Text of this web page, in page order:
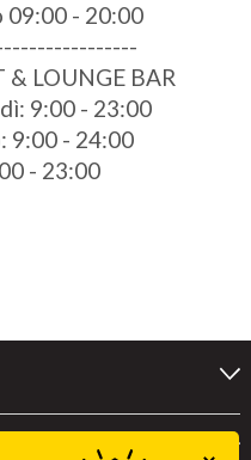
- 20:00
& LOUNGE BAR
9:00 - 23:00
9:00 - 24:00
- 23:00